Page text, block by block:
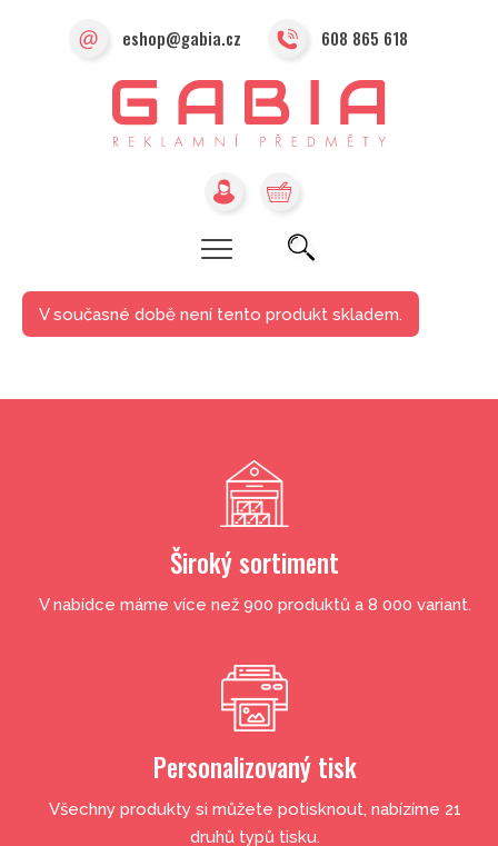
eshop@gabia.cz 608 865 618
V současné době není tento produkt skladem.
Široký sortiment
V nabídce máme více než 900 produktů a 8 000 variant.
Personalizovaný tisk
Všechny produkty si můžete potisknout, nabízíme 21
druhů typů tisku.